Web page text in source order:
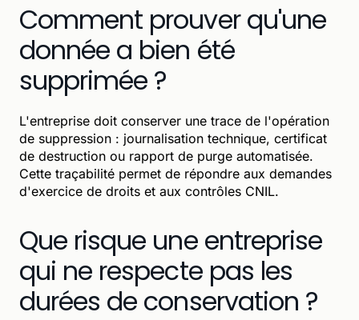
Comment prouver qu'une
donnée a bien été
supprimée ?
L'entreprise doit conserver une trace de l'opération
de suppression : journalisation technique, certificat
de destruction ou rapport de purge automatisée.
Cette traçabilité permet de répondre aux demandes
d'exercice de droits et aux contrôles CNIL.
Que risque une entreprise
qui ne respecte pas les
durées de conservation ?